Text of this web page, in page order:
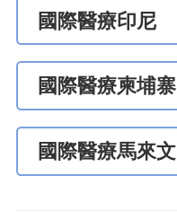
國際醫療印尼
國際醫療柬埔寨
國際醫療馬來文